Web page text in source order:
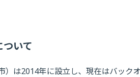
いて
）は2014年に設立し、現在はバッ